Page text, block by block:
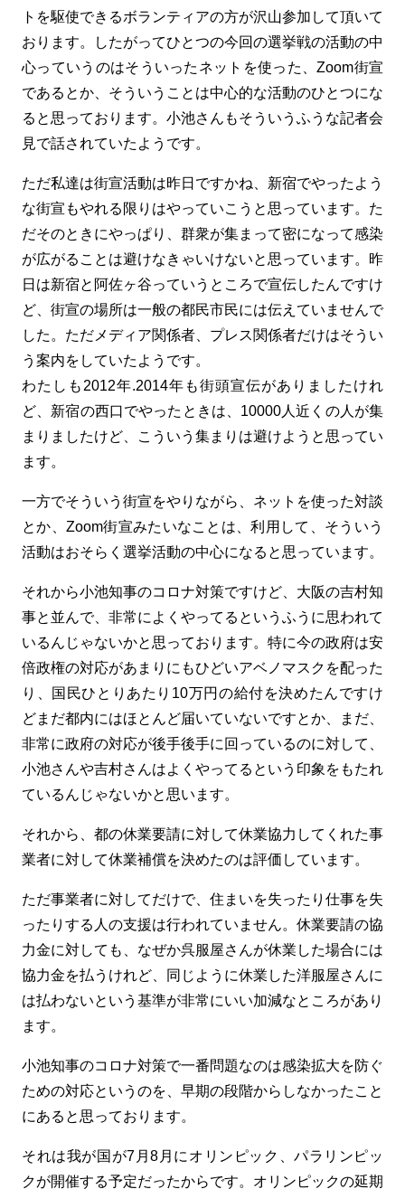
トを駆使できるボランティアの方が沢山参加して頂いて
おります。したがってひとつの今回の選挙戦の活動の中
心っていうのはそういったネットを使った、Zoom街宣
であるとか、そういうことは中心的な活動のひとつにな
ると思っております。小池さんもそういうふうな記者会
見で話されていたようです。
ただ私達は街宣活動は昨日ですかね、新宿でやったよう
な街宣もやれる限りはやっていこうと思っています。た
だそのときにやっぱり、群衆が集まって密になって感染
が広がることは避けなきゃいけないと思っています。昨
日は新宿と阿佐ヶ谷っていうところで宣伝したんですけ
ど、街宣の場所は一般の都民市民には伝えていませんで
した。ただメディア関係者、プレス関係者だけはそうい
う案内をしていたようです。
わたしも2012年.2014年も街頭宣伝がありましたけれ
ど、新宿の西口でやったときは、10000人近くの人が集
まりましたけど、こういう集まりは避けようと思ってい
ます。
一方でそういう街宣をやりながら、ネットを使った対談
とか、Zoom街宣みたいなことは、利用して、そういう
活動はおそらく選挙活動の中心になると思っています。
それから小池知事のコロナ対策ですけど、大阪の吉村知
事と並んで、非常によくやってるというふうに思われて
いるんじゃないかと思っております。特に今の政府は安
倍政権の対応があまりにもひどいアベノマスクを配った
り、国民ひとりあたり10万円の給付を決めたんですけ
どまだ都内にはほとんど届いていないですとか、まだ、
非常に政府の対応が後手後手に回っているのに対して、
小池さんや吉村さんはよくやってるという印象をもたれ
ているんじゃないかと思います。
それから、都の休業要請に対して休業協力してくれた事
業者に対して休業補償を決めたのは評価しています。
ただ事業者に対してだけで、住まいを失ったり仕事を失
ったりする人の支援は行われていません。休業要請の協
力金に対しても、なぜか呉服屋さんが休業した場合には
協力金を払うけれど、同じように休業した洋服屋さんに
は払わないという基準が非常にいい加減なところがあり
ます。
小池知事のコロナ対策で一番問題なのは感染拡大を防ぐ
ための対応というのを、早期の段階からしなかったこと
にあると思っております。
それは我が国が7月8月にオリンピック、パラリンピッ
クが開催する予定だったからです。オリンピックの延期